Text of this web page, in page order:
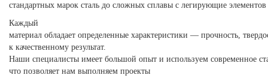
стандартных марок сталь до сложных сплавы с легирующие
Каждый
материал обладает определенные характеристики — прочность,
к качественному результат.
Наши специалисты имеет большой опыт и используем современное
что позволяет нам выполняем проекты